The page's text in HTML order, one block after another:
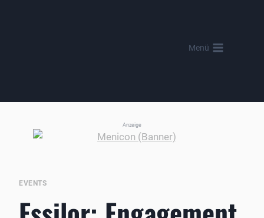
Menü
Anzeige
EVENTS